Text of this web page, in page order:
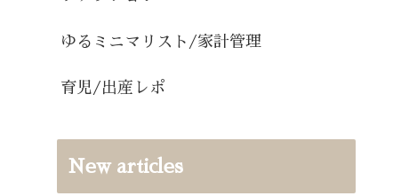
ゆるミニマリスト/家計管理
育児/出産レポ
New articles